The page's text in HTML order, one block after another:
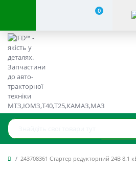
0
243708361 Стартер редукторний 24В 8.1